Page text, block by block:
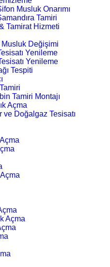
Musluk Onarımı
Tamiri
Tamirat Hizmeti
Musluk Değişimi
Yenileme
Yenileme
Tespiti
Tamiri Montajı
Açma
ve Doğalgaz Tesisatı
Açma
Açma